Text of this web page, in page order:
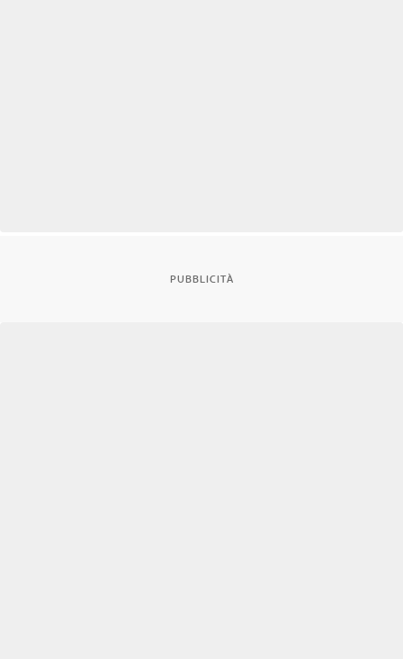
PUBBLICITÀ